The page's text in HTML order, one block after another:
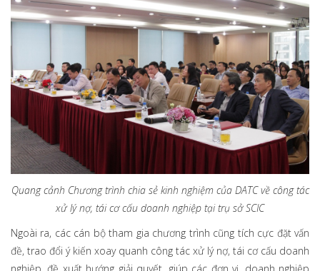
Quang cảnh Chương trình chia sẻ kinh nghiệm của DATC về công tác
xử lý nợ, tái cơ cấu doanh nghiệp tại trụ sở SCIC
Ngoài ra, các cán bộ tham gia chương trình cũng tích cực đặt vấn
đề, trao đổi ý kiến xoay quanh công tác xử lý nợ, tái cơ cấu doanh
nghiệp, đề xuất hướng giải quyết, giúp các đơn vị, doanh nghiệp